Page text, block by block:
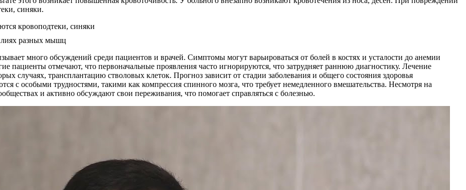
синяки.
много обсуждений среди пациентов и врачей. Симптомы могут варьироваться от болей в костях и усталости до анемии
отмечают, что первоначальные проявления часто игнорируются, что затрудняет раннюю диагностику. Лечение
случаях, трансплантацию стволовых клеток. Прогноз зависит от стадии заболевания и общего состояния здоровья
с особыми трудностями, такими как компрессия спинного мозга, что требует немедленного вмешательства. Несмотря на
и активно обсуждают свои переживания, что помогает справляться с болезнью.